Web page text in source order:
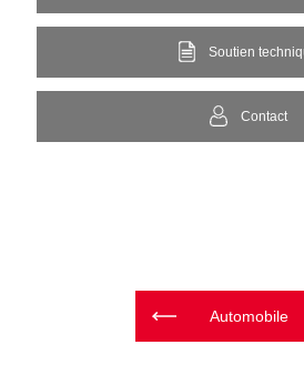
Soutien
Contact
Automobile